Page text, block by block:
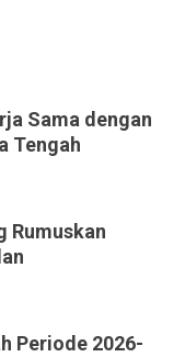
Sama dengan
Tengah
Rumuskan
Periode 2026-